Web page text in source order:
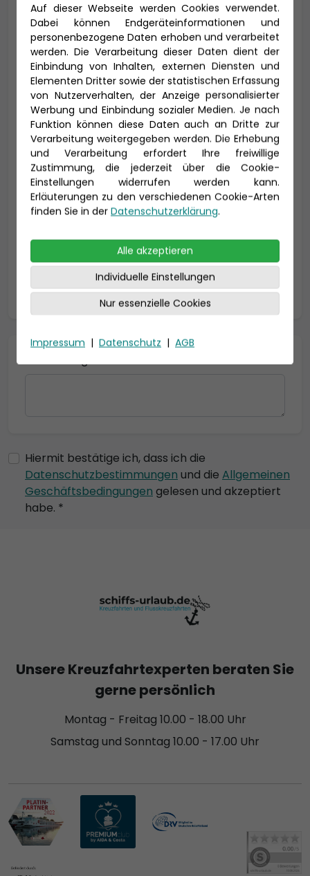
E-Mail *
Telefon *
Geburtsdatum
* = Pflichtfelder
Hiermit bestätige ich, dass ich die
Datenschutzbestimmungen und die Allgemeinen
Geschäftsbedingungen gelesen und akzeptiert
habe. *
Auf dieser Webseite werden Cookies verwendet.
Dabei können Endgeräteinformationen und
personenbezogene Daten erhoben und verarbeitet
werden. Die Verarbeitung dieser Daten dient der
Einbindung von Inhalten, externen Diensten und
Elementen Dritter sowie der statistischen Erfassung
von Nutzerverhalten, der Anzeige personalisierter
Werbung und Einbindung sozialer Medien. Je nach
Funktion können diese Daten auch an Dritte zur
Verarbeitung weitergegeben werden. Die Erhebung
und Verarbeitung erfordert Ihre freiwillige
Zustimmung, die jederzeit über die Cookie-
Einstellungen widerrufen werden kann.
Erläuterungen zu den verschiedenen Cookie-Arten
finden Sie in der Datenschutzerklärung.
Alle akzeptieren
Individuelle Einstellungen
Nur essenzielle Cookies
Impressum | Datenschutz | AGB
Unsere Kreuzfahrtexperten beraten Sie
gerne persönlich
Montag - Freitag 10.00 - 18.00 Uhr
Samstag und Sonntag 10.00 - 17.00 Uhr